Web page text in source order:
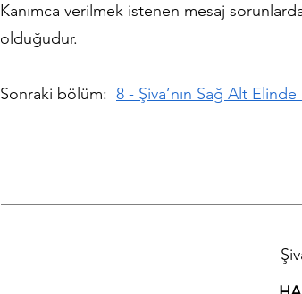
Kanımca verilmek istenen mesaj
olduğudur.
Sonraki bölüm: 8 - Şiva’nın Sağ Alt